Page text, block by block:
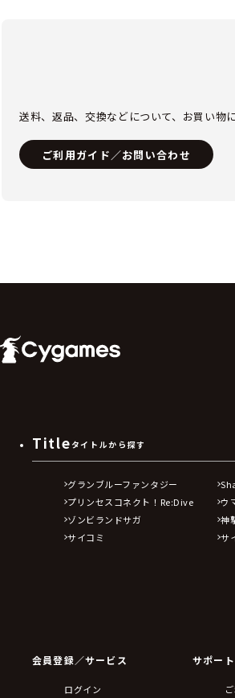
送料、返品、交換などについて、お買い物
ご利用ガイド／お問い合わせ
Title タイトルから探す
グランブルーファンタジー
プリンセスコネクト！Re:Dive
ウ
ゾンビランドサガ
神
サイコミ
サ
会員登録／サービス
ログイン
サポート